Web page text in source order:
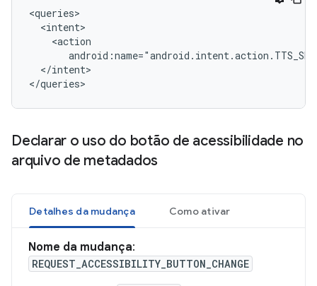
</intent>
</queries>
Declarar o uso do botão de acessibilidade no
arquivo de metadados
Detalhes da mudança Como ativar
Nome da mudança:
REQUEST_ACCESSIBILITY_BUTTON_CHANGE